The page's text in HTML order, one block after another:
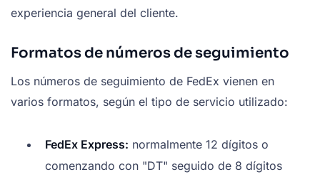
experiencia general del cliente.
Formatos de números de seguimiento
Los números de seguimiento de FedEx vienen en
varios formatos, según el tipo de servicio utilizado:
FedEx Express: normalmente 12 dígitos o
comenzando con "DT" seguido de 8 dígitos